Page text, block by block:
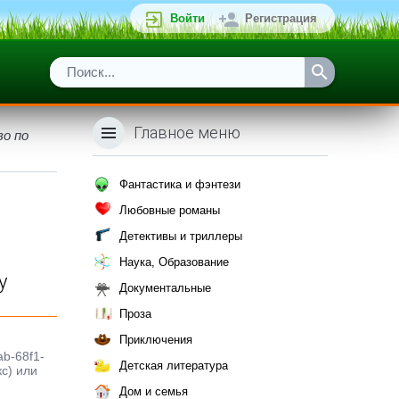
Войти Регистрация
по
68f1-
или
Главное меню
Фантастика и фэнтези
Любовные романы
Детективы и триллеры
Наука, Образование
Документальные
Проза
Приключения
Детская литература
Дом и семья